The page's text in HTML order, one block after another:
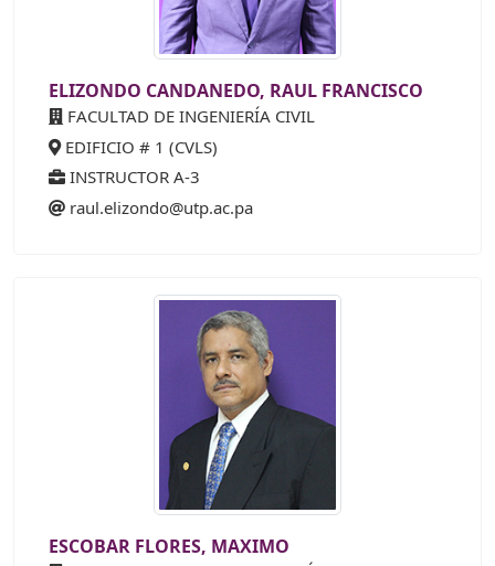
ELIZONDO CANDANEDO, RAUL FRANCISCO
FACULTAD DE INGENIERÍA CIVIL
EDIFICIO # 1 (CVLS)
INSTRUCTOR A-3
raul.elizondo@utp.ac.pa
ESCOBAR FLORES, MAXIMO